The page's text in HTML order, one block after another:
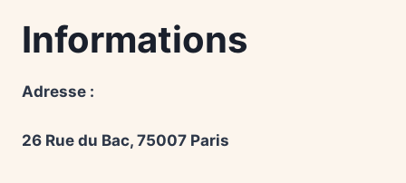
Informations
Adresse :
26 Rue du Bac, 75007 Paris